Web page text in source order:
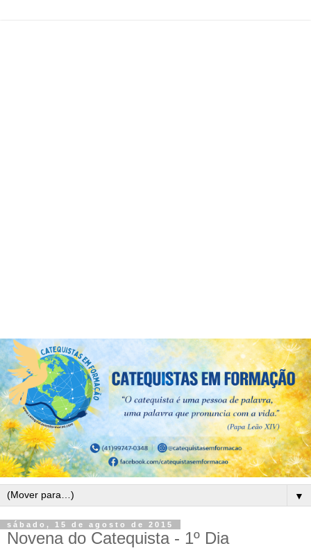
▼
sábado, 15 de agosto de 2015
Novena do Catequista - 1º Dia